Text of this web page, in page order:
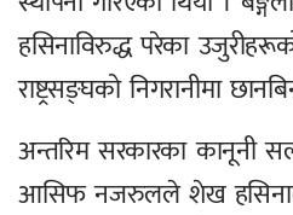
हसिनाविरुद्ध परेका
राष्ट्रसङ्घको निगरानीमा
अन्तरिम सरकारका कानूनी
आसिफ नजरुलले शेख